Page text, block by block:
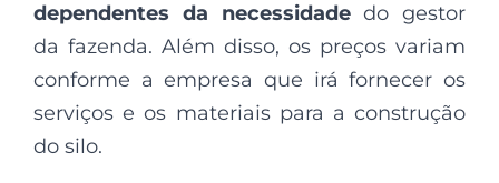
dependentes da necessidadedo gestor
da fazenda. Além disso, os preços variam
conforme a empresa que irá fornecer os
serviços e os materiais para a construção
do silo.